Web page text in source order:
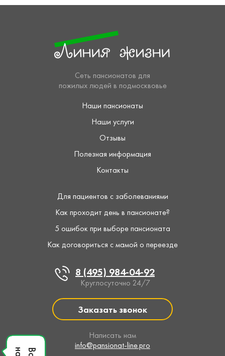
Сеть пансионатов для
пожилых людей в подмосквовье
Наши пансионаты
Наши услуги
Отзывы
Полезная информация
Контакты
Для пациентов с заболеваниями
Как проходит день в пансионате?
5 ошибок при выборе пансионата
Как договориться с мамой о переезде
8 (495) 984-04-92
Круглосуточно 24/7
Заказать звонок
Написать нам
info@pansionat-line.pro